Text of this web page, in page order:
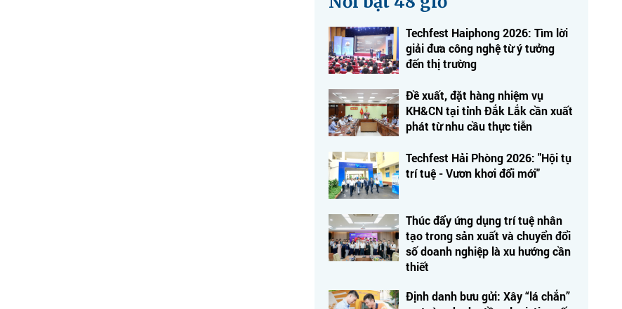
Techfest Haiphong 2026: Tìm lời
giải đưa công nghệ từ ý tưởng
đến thị trường
Đề xuất, đặt hàng nhiệm vụ
KH&CN tại tỉnh Đắk Lắk cần xuất
phát từ nhu cầu thực tiễn
Techfest Hải Phòng 2026: "Hội tụ
trí tuệ - Vươn khơi đổi mới"
Thúc đẩy ứng dụng trí tuệ nhân
tạo trong sản xuất và chuyển đổi
số doanh nghiệp là xu hướng cần
thiết
Định danh bưu gửi: Xây “lá chắn”